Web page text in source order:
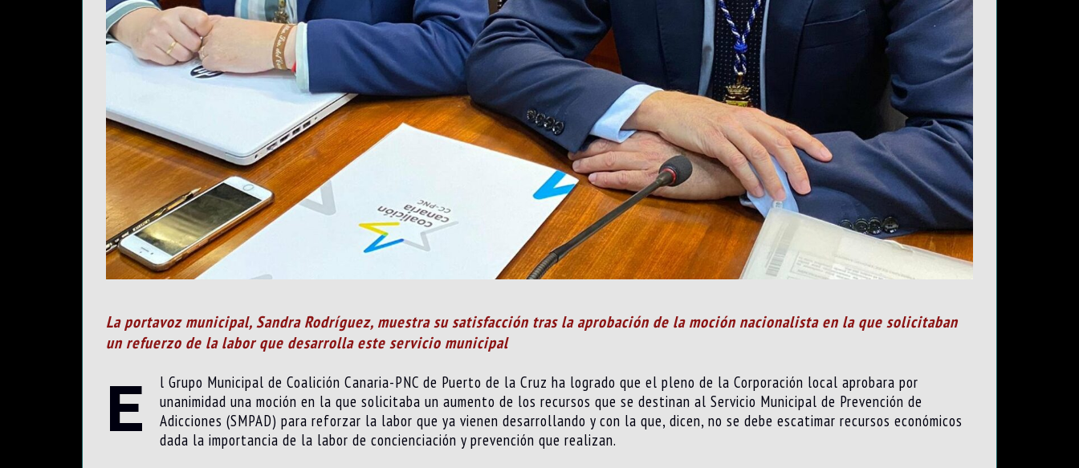
La portavoz municipal, Sandra Rodríguez, muestra su satisfacción tras la aprobación de la moción nacionalista en la que solicitaban
un refuerzo de la labor que desarrolla este servicio municipal
E
l Grupo Municipal de Coalición Canaria-PNC de Puerto de la Cruz ha logrado que el pleno de la Corporación local aprobara por
unanimidad una moción en la que solicitaba un aumento de los recursos que se destinan al Servicio Municipal de Prevención de
Adicciones (SMPAD) para reforzar la labor que ya vienen desarrollando y con la que, dicen, no se debe escatimar recursos económicos
dada la importancia de la labor de concienciación y prevención que realizan.